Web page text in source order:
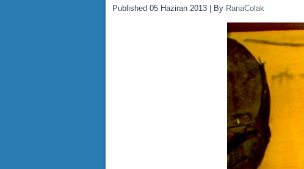
Published 05 Haziran 2013 By RanaColak